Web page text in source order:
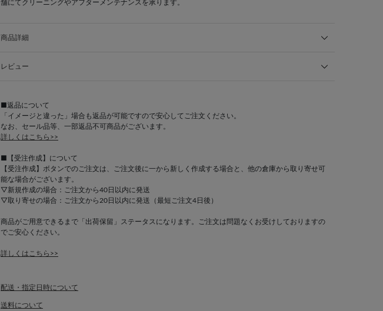
舗にてクリーニングやアフターメンテナンスを承ります。
商品詳細
レビュー
■返品について
「イメージと違った」場合も返品が可能ですので安心してご注文ください。
なお、セール品等、一部返品不可商品がございます。
詳しくはこちら>>
■【受注作成】について
【受注作成】ボタンでのご注文は、ご注文後に一から新しく作成する場合と、他の倉庫から取り寄せ可
能な場合がございます。
▽新規作成の場合：ご注文から40日以内に発送
▽取り寄せの場合：ご注文から20日以内に発送（最短ご注文4日後）
商品がご用意できるまで「出荷保留」ステータスになります。ご注文は問題なくお受けしておりますの
でご安心ください。
詳しくはこちら>>
配送・指定日時について
送料について